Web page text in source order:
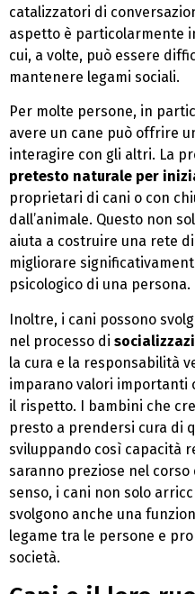
catalizzatori di
aspetto è particolarmente
cui, a volte, può essere
mantenere legami sociali.
Per molte persone, in
avere un cane può offrire
interagire con gli altri. La
pretesto naturale per
proprietari di cani o con
dall’animale. Questo non
aiuta a costruire una rete
migliorare
psicologico di una persona.
Inoltre, i cani possono
nel processo di
la cura e la responsabilità
imparano valori importanti
il rispetto. I bambini che
presto a prendersi cura di
sviluppando così capacità
saranno preziose nel
senso, i cani non solo
svolgono anche una
legame tra le persone e
società.